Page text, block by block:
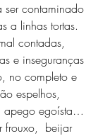
ser contaminado
a linhas tortas.
contadas,
e inseguranças
no completo e
espelhos,
apego egoísta…
frouxo,  beijar